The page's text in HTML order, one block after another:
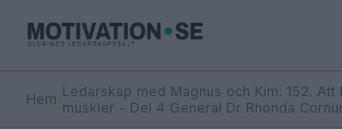
Hem Ledarskap med Magnus och Kim: 152. Att
muskler - Del 4 General Dr Rhonda